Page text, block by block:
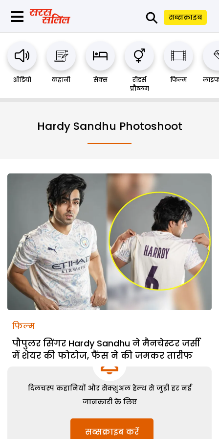
⚲ सब्सक्राइब
ऑडियो कहानी सेक्स
रीडर्स
प्रौब्लम
फिल्म
Hardy Sandhu Photoshoot
फिल्म
पौपुलर सिंगर Hardy Sandhu ने मैनचेस्टर जर्सी
में शेयर की फोटोज, फैंस ने की जमकर तारीफ
दिलचस्प कहानियों और सेक्शुअल हेल्थ से जुड़ी हर नई
जानकारी के लिए
सब्सक्राइब करें